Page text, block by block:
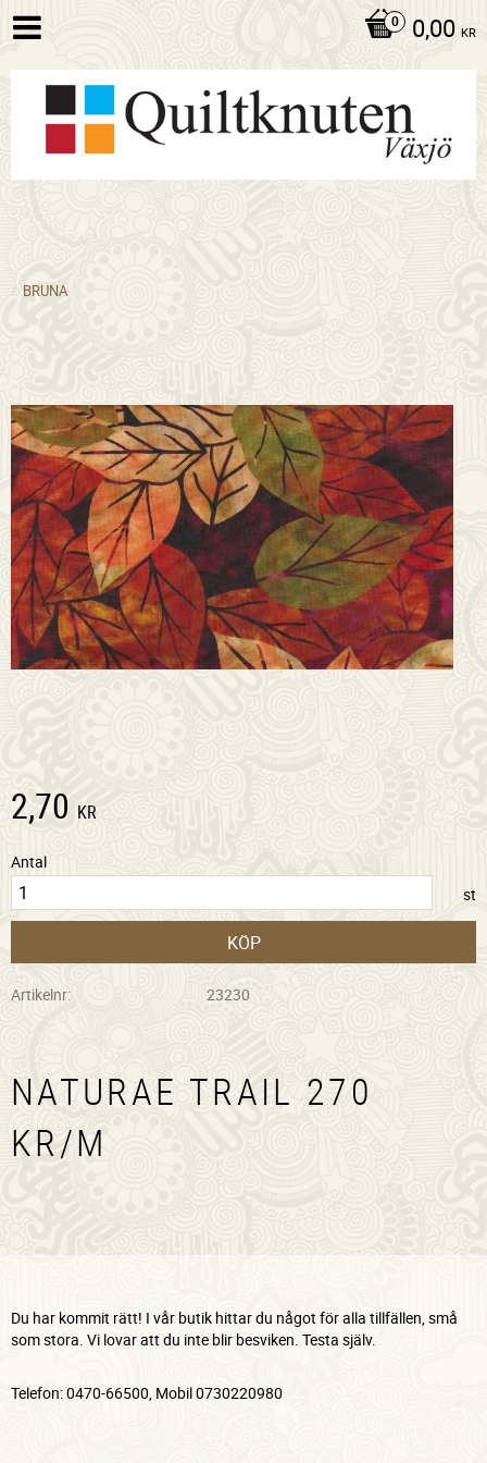
0,00 KR
BRUNA
2,70 KR
Antal
st
KÖP
Artikelnr 23230
NATURAE TRAIL 270
KR/M
Du har kommit rätt! I vår butik hittar du något för alla tillfällen, små
som stora. Vi lovar att du inte blir besviken. Testa själv.
Telefon: 0470-66500, Mobil 0730220980